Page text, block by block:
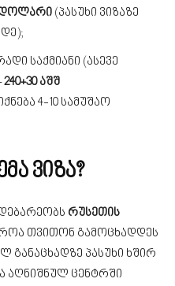
დოლარი (პასუხი ვიზაზე
საქმიანი (ასევე
240+30 აშშ
4-10 სამუშაო
ვიზა?
რუსეთის
თვითონ გამოცხადდეს
განაცხადზე პასუხი ხშირ
აღნიშნულ ცენტრში